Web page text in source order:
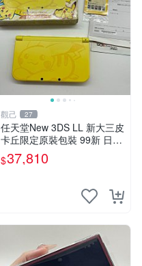
觀己 27
任天堂New 3DS LL 新大三皮
卡丘限定原裝包裝 99新 日版
未拆 屏幕完好帶膜 功能正常
轉軸無裂 按鍵搖桿測正常 附
$37,810